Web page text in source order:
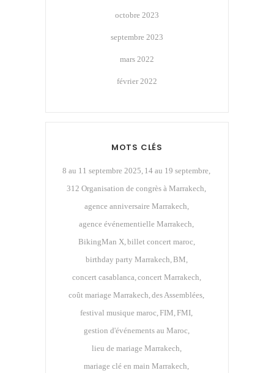
octobre 2023
septembre 2023
mars 2022
février 2022
MOTS CLÉS
8 au 11 septembre 2025 14 au 19 septembre
312 Organisation de congrès à Marrakech
agence anniversaire Marrakech
agence événementielle Marrakech
BikingMan X billet concert maroc
birthday party Marrakech BM
concert casablanca concert Marrakech
coût mariage Marrakech des Assemblées
festival musique maroc FIM FMI
gestion d'événements au Maroc
lieu de mariage Marrakech
mariage clé en main Marrakech